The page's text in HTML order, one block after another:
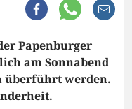
Papenburger
am Sonnabend
überführt werden.